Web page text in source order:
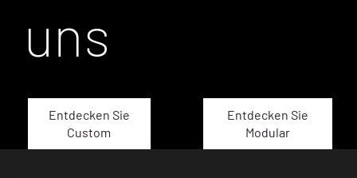
Entdecken Sie
Custom
Entdecken Sie
Modular
uns